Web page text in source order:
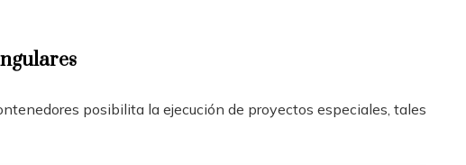
posibilita la ejecución de proyectos especiales, tales